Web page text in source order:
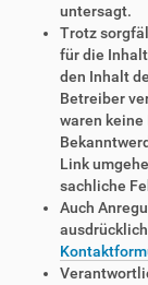
untersagt.
Trotz
für die
den Inhalt
Betreiber
waren keine
Link
sachliche
Auch